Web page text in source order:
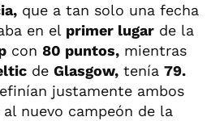
que a tan solo una fecha
en el primer lugar de la
con 80 puntos, mientras
de Glasgow, tenía 79.
justamente ambos
nuevo campeón de la